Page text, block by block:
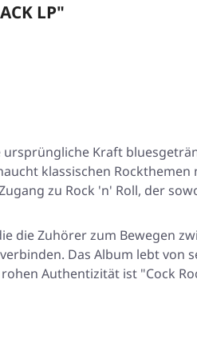
LP"
Kraft
klassischen
zu Rock 'n' Roll, der
Zuhörer zum Bewegen
Das Album lebt von
Authentizität ist "Cock